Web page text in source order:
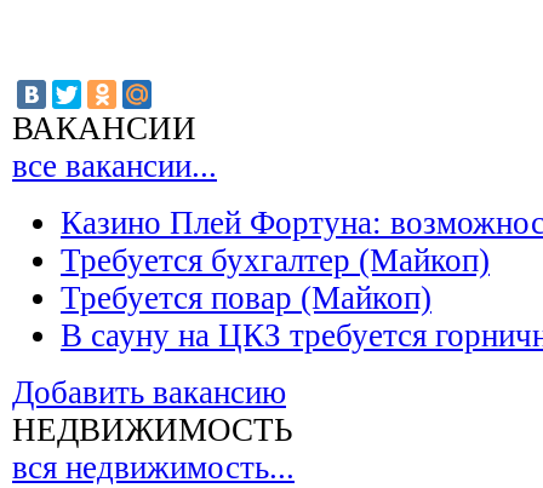
ВАКАНСИИ
все вакансии...
Казино Плей Фортуна:
Требуется бухгалтер (Майкоп)
Требуется повар (Майкоп)
В сауну на ЦКЗ требуется
Добавить вакансию
НЕДВИЖИМОСТЬ
вся недвижимость...